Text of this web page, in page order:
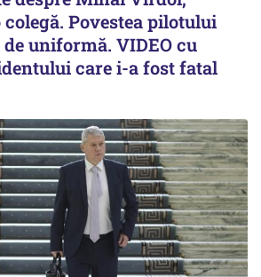
Povestea pilotului
uniformă. VIDEO cu
care i-a fost fatal